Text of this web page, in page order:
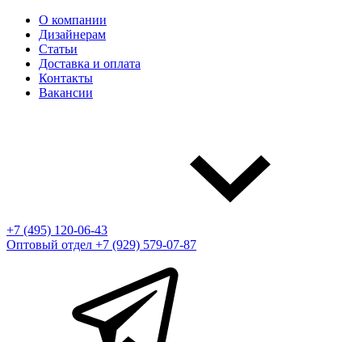
О компании
Дизайнерам
Статьи
Доставка и оплата
Контакты
Вакансии
+7 (495) 120-06-43
Оптовый отдел +7 (929) 579-07-87